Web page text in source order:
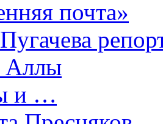
почта»
Аллы
и …